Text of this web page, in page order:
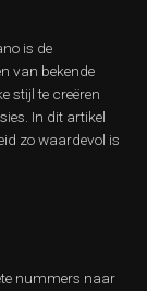
is de
van bekende
stijl te creëren
In dit artikel
zo waardevol is
nummers naar